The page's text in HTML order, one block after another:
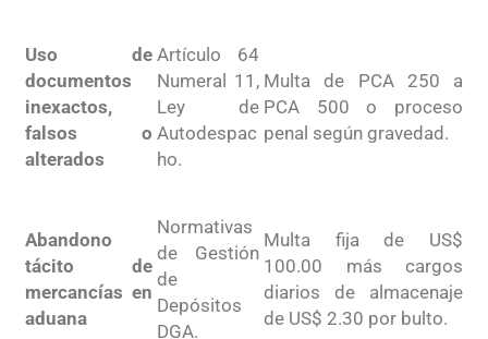
Uso de
documentos
inexactos,
falsos o
alterados
Artículo 64
Numeral 11,
Ley de
Autodespac
ho.
Multa de PCA 250 a
PCA 500 o proceso
penal según gravedad .
Abandono
tácito de
mercancías en
aduana
Normativas
de Gestión
de
Depósitos
DGA.
Multa fija de US$
100.00 más cargos
diarios de almacenaje
de US$ 2.30 por bulto.